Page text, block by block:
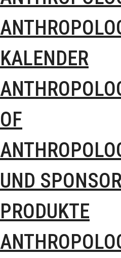
KALENDER
OF
UND
PRODUKTE